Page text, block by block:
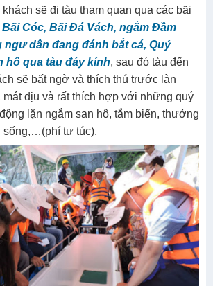
sẽ đi tàu tham quan qua các bãi
Cóc, Bãi Đá Vách, ngắm Đầm
dân đang đánh bắt cá, Quý
hô qua tàu đáy kính, sau đó tàu đến
sẽ bất ngờ và thích thú trước làn
dịu và rất thích hợp với những quý
lặn ngắm san hô, tắm biển, thưởng
tự túc).